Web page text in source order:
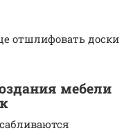
отшлифовать доски
мебели